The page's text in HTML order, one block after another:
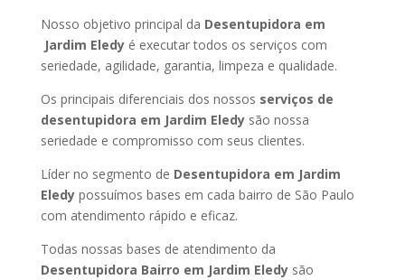
Nosso objetivo principal da Desentupidora em
Jardim Eledyé executar todos os serviços com
seriedade, agilidade, garantia, limpeza e qualidade.
Os principais diferenciais dos nossos serviços de
desentupidora em Jardim Eledysão nossa
seriedade e compromisso com seus clientes.
Líder no segmento de Desentupidora em Jardim
Eledypossuímos bases em cada bairro de São Paulo
com atendimento rápido e eficaz.
Todas nossas bases de atendimento da
Desentupidora Bairro em Jardim Eledy são